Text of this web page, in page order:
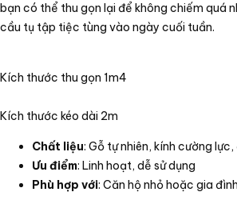
bạn có thể thu gọn lại để không chiếm quá
cầu tụ tập tiệc tùng vào ngày cuối tuần.
Kích thước thu gọn 1m4
Kích thước kéo dài 2m
Chất liệu: Gỗ tự nhiên, kính cường
Ưu điểm: Linh hoạt, dễ sử dụng
Phù hợp với: Căn hộ nhỏ hoặc gia